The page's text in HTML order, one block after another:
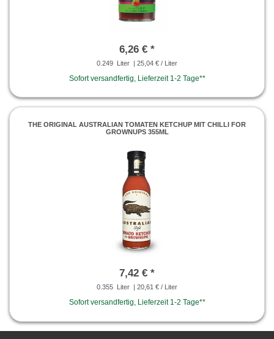
6,26 € *
0.249 Liter | 25,04 € / Liter
Sofort versandfertig, Lieferzeit 1-2 Tage**
THE ORIGINAL AUSTRALIAN TOMATEN KETCHUP MIT CHILLI FOR
GROWNUPS 355ML
7,42 € *
0.355 Liter | 20,61 € / Liter
Sofort versandfertig, Lieferzeit 1-2 Tage**